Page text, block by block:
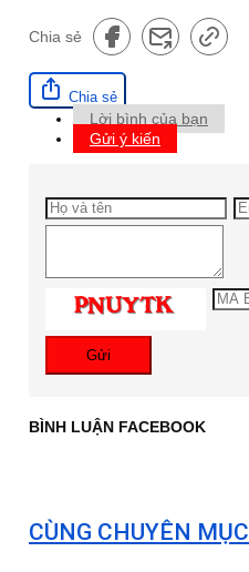
Chia sẻ
Chia sẻ
Lời bình của bạn
Gửi ý kiến
Gửi
BÌNH LUẬN FACEBOOK
CÙNG CHUYÊN MỤC